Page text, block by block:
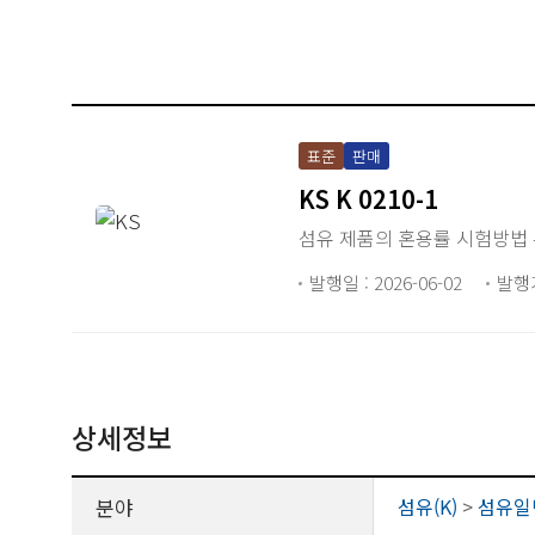
표준 판매
KS K 0210-1
섬유 제품의 혼용률 시험방
발행일 : 2026-06-02 발
상세정보
분야 섬유(K) >섬유